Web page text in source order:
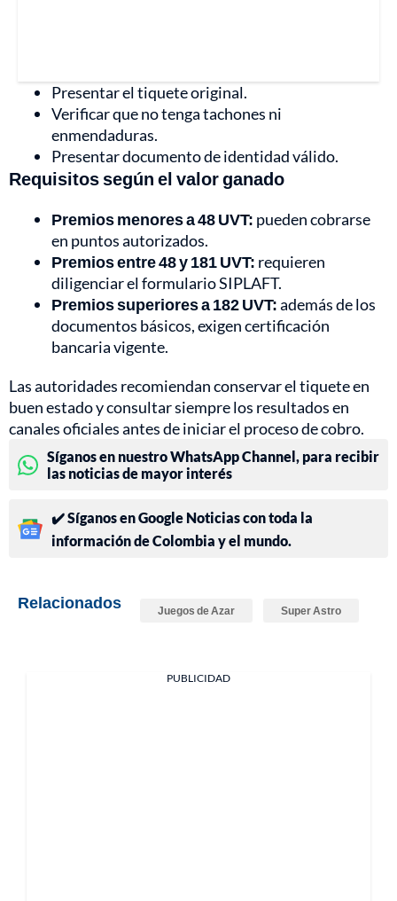
Presentar el tiquete original.
Verificar que no tenga tachones ni
enmendaduras.
Presentar documento de identidad válido.
Requisitos según el valor ganado
Premios menores a 48 UVT: pueden cobrarse
en puntos autorizados.
Premios entre 48 y 181 UVT: requieren
diligenciar el formulario SIPLAFT.
Premios superiores a 182 UVT:además de los
documentos básicos, exigen certificación
bancaria vigente.
Las autoridades recomiendan conservar el tiquete en
buen estado y consultar siempre los resultados en
canales oficiales antes de iniciar el proceso de cobro.
Síganos en nuestro WhatsApp Channel, para recibir
las noticias de mayor interés
✔️ Síganos en Google Noticias con toda la
información de Colombia y el mundo.
Relacionados Juegos de Azar Super Astro
PUBLICIDAD